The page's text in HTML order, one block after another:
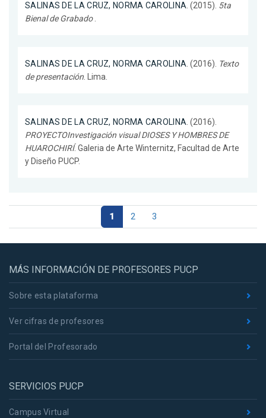
SALINAS DE LA CRUZ, NORMA CAROLINA. (2015). 5ta
Bienal de Grabado.
SALINAS DE LA CRUZ, NORMA CAROLINA. (2016). Texto
de presentación. Lima.
SALINAS DE LA CRUZ, NORMA CAROLINA. (2016).
PROYECTOInvestigación visual DIOSES Y HOMBRES DE
HUAROCHIRÍ. Galeria de Arte Winternitz, Facultad de Arte
y Diseño PUCP.
1 2 3
MÁS INFORMACIÓN DE PROFESORES PUCP
Sobre esta plataforma
Ver cifras de profesores
Portal del Profesorado
SERVICIOS PUCP
Campus Virtual